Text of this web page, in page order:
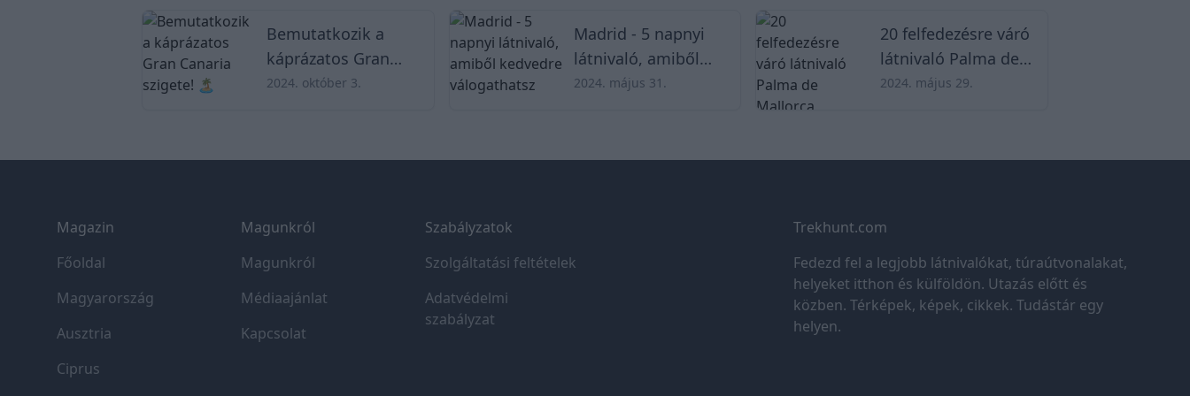
Bemutatkozik a
káprázatos Gran
Canaria szigete! 🏝
2024. október 3.
Madrid - 5 napnyi
látnivaló, amiből
kedvedre
2024. május 31.
20 felfedezésre váró
látnivaló Palma de
Mallorca városában
2024. május 29.
Magazin
Főoldal
Magyarország
Ausztria
Ciprus
Magunkról
Magunkról
Médiaajánlat
Kapcsolat
Szabályzatok
Szolgáltatási feltételek
Adatvédelmi
szabályzat
Trekhunt.com
Fedezd fel a legjobb látnivalókat, túraútvonalakat,
helyeket itthon és külföldön. Utazás előtt és
közben. Térképek, képek, cikkek. Tudástár egy
helyen.